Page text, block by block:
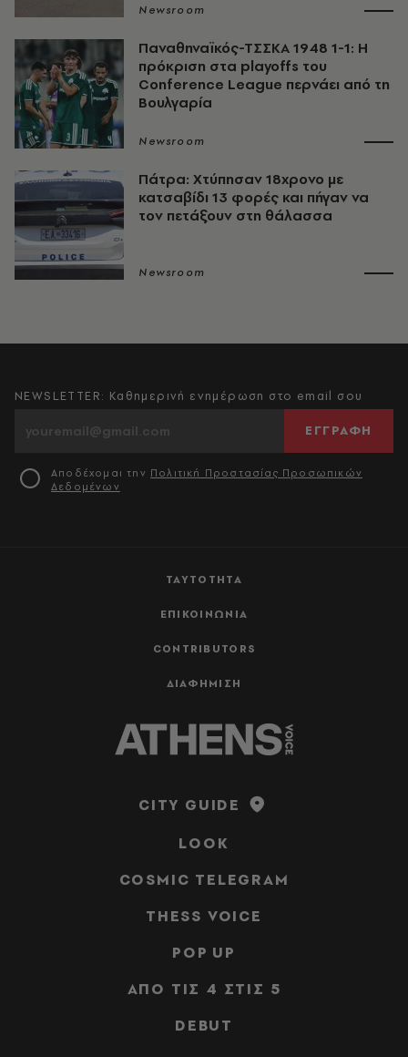
Newsroom
Παναθηναϊκός-ΤΣΣΚΑ 1948 1-1: Η
πρόκριση στα playoffs του
Conference League περνάει από τη
Βουλγαρία
Newsroom
Πάτρα: Χτύπησαν 18χρονο με
κατσαβίδι 13 φορές και πήγαν να
τον πετάξουν στη θάλασσα
Newsroom
ΤΑΥΤΟΤΗΤΑ
ΕΠΙΚΟΙΝΩΝΙΑ
CONTRIBUTORS
ΔΙΑΦΗΜΙΣΗ
NEWSLETTER: Καθημερινή ενημέρωση στο email σου
ΕΓΓΡΑΦΗ
Αποδέχομαι την Πολιτική Προστασίας Προσωπικών
Δεδομένων
CITY GUIDE
LOOK
COSMIC TELEGRAM
THESS VOICE
POP UP
ΑΠΟ ΤΙΣ 4 ΣΤΙΣ 5
DEBUT